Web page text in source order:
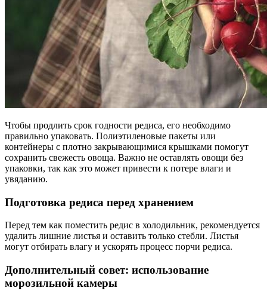
Чтобы продлить срок годности редиса, его необходимо
правильно упаковать. Полиэтиленовые пакеты или
контейнеры с плотно закрывающимися крышками помогут
сохранить свежесть овоща. Важно не оставлять овощи без
упаковки, так как это может привести к потере влаги и
увяданию.
Подготовка редиса перед хранением
Перед тем как поместить редис в холодильник, рекомендуется
удалить лишние листья и оставить только стебли. Листья
могут отбирать влагу и ускорять процесс порчи редиса.
Дополнительный совет: использование
морозильной камеры